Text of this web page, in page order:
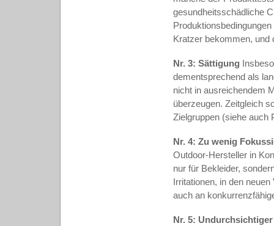
gesundheitsschädliche
Kratzer bekommen, und
Nr. 3: Sättigung
dementsprechend als
nicht in ausreichendem
überzeugen. Zeitgleich
Zielgruppen (siehe auch
Nr. 4: Zu wenig
Outdoor-Hersteller in
nur für Bekleider,
Irritationen, in den
auch an
Nr. 5: